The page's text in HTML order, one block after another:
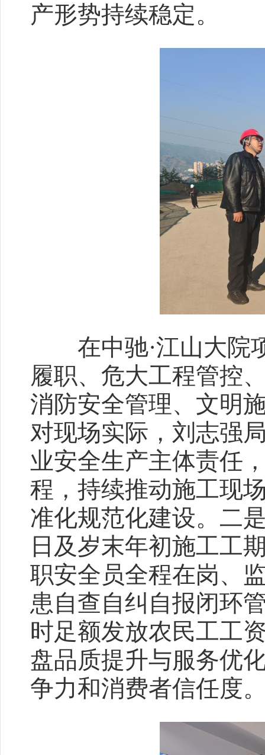
产形势持续稳定。
在中驰·江山大院
履职、危大工程管控
消防安全管理、文明
对现场实际，刘志强
业安全生产主体责任
程，持续推动施工现
准化规范化建设。二
日及岁末年初施工工
职安全员全程在岗、
患自查自纠自报闭环
时足额发放农民工工
盘品质提升与服务优
争力和消费者信任度